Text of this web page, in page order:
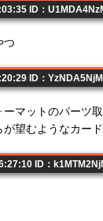
ID：
つ
ID：YzNDA5NjM
マットのパーツ
望むようなカー
ID：